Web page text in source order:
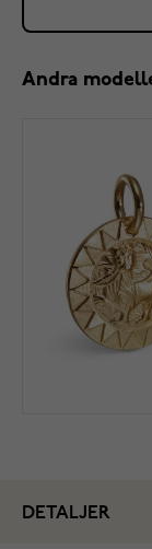
Andra
DETALJER